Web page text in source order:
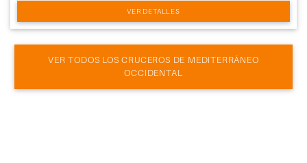
VER DETALLES
VER TODOS LOS CRUCEROS DE MEDITERRÁNEO
OCCIDENTAL